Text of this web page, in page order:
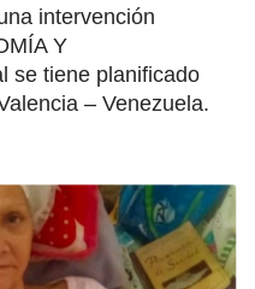
intervención
Y
se tiene planificado
– Venezuela.